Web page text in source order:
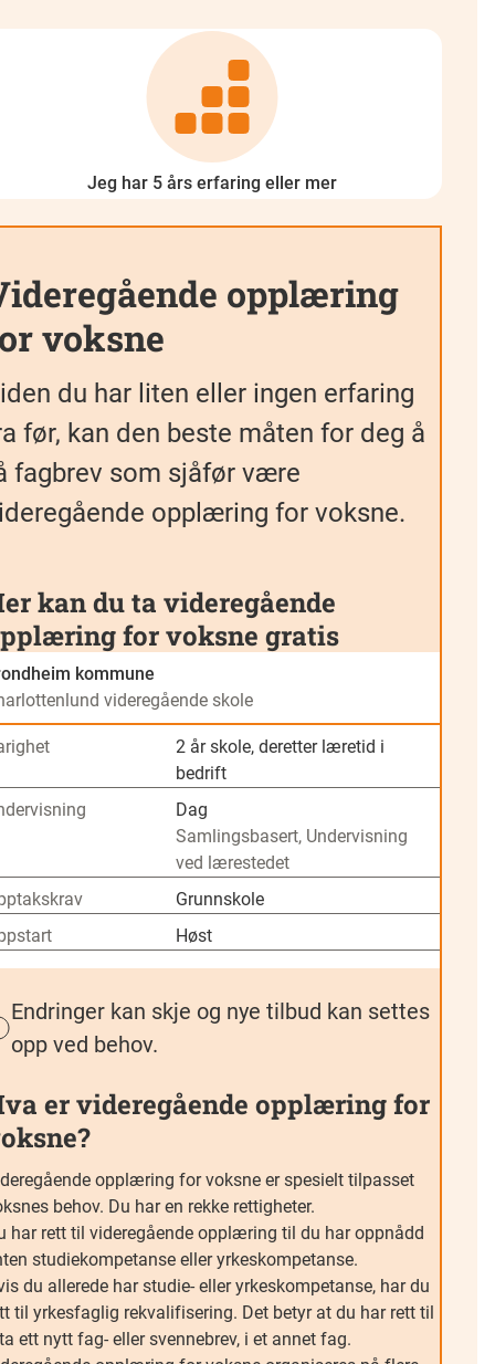
Jeg har 5 års erfaring eller mer
opplæring
voksne
du har liten eller ingen erfaring
før, kan den beste måten for deg å
fagbrev som sjåfør være
opplæring for voksne.
kan du ta videregående
for voksne gratis
kommune
videregående skole
2 år skole, deretter læretid i
bedrift
Dag
Samlingsbasert, Undervisning
ved lærestedet
Grunnskole
Høst
Endringer kan skje og nye tilbud kan settes
opp ved behov.
er videregående opplæring for
opplæring for voksne er spesielt tilpasset
behov. Du har en rekke rettigheter.
har rett til videregående opplæring til du har oppnådd
studiekompetanse eller yrkeskompetanse.
du allerede har studie- eller yrkeskompetanse, har du
til yrkesfaglig rekvalifisering. Det betyr at du har rett til
ett nytt fag- eller svennebrev, i et annet fag.